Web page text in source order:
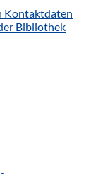
Kontaktdaten
Bibliothek